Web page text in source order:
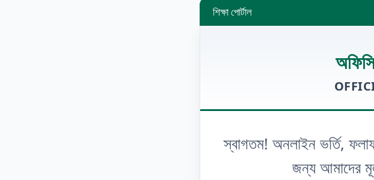
শিক্ষা পোর্টাল
স্বাগতম! অনলাইন ভর্তি,
জন্য আমাদের